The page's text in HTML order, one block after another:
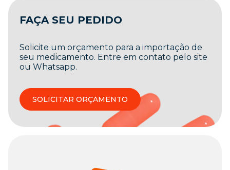
FAÇA SEU PEDIDO
Solicite um orçamento para a importação de
seu medicamento. Entre em contato pelo site
ou Whatsapp.
SOLICITAR ORÇAMENTO